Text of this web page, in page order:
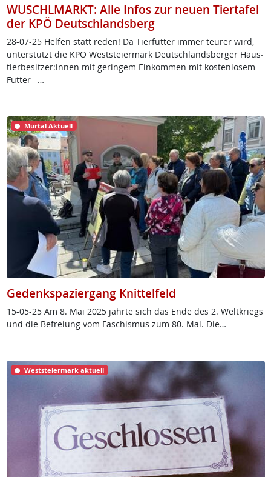
WUSCHLMARKT: Alle Infos zur neuen Tiertafel
der KPÖ Deutschlandsberg
28-07-25 Hel­fen statt re­den! Da Tier­fut­ter im­mer teu­rer wird,
un­ter­stützt die KPÖ West­s­tei­er­mark Deut­sch­lands­ber­ger Haus­
tier­be­sit­zer:in­nen mit ge­rin­gem Ein­kom­men mit kos­ten­lo­sem
Fut­ter –…
Murtal Aktuell
Gedenkspaziergang Knittelfeld
15-05-25 Am 8. Mai 2025 jähr­te sich das En­de des 2. Welt­kriegs
und die Be­f­rei­ung vom Fa­schis­mus zum 80. Mal. Die…
Weststeiermark aktuell